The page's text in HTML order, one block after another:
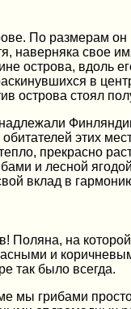
По размерам
наверняка свое
острова, вдоль
в
острова стоял
этих
прекрасно
и лесной
вклад в
Поляна, на
и
так было всегда.
мы грибами